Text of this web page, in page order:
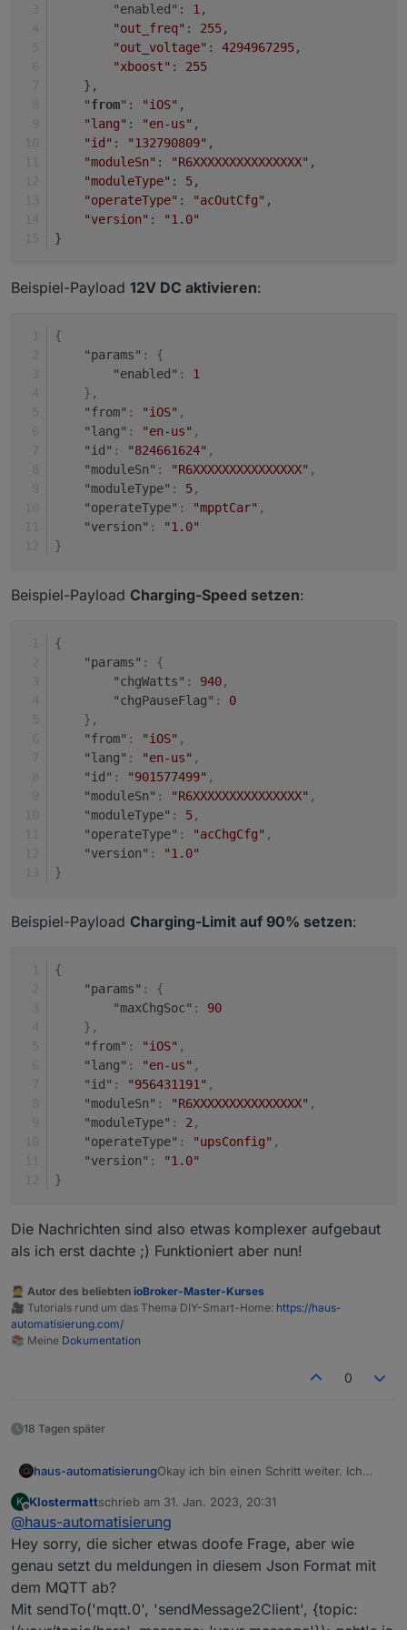
on({ id:
    try {
const msgObj =
const isObject =
if (!await
await
                    name: key,
role:
type:
            }
            }
await
valueCache[key] =
            }
        }
    } catch (err) {
    }
        "enabled":
1 ,
"out_freq" : 255,
"out_voltage" : 4294967295,
"xboost" : 255
    },
    "
from": "iOS" ,
"lang" : "en-us" ,
"id" : "132790809" ,
"moduleSn" : "R6XXXXXXXXXXXXXXX" ,
"moduleType" : 5,
"operateType" : "acOutCfg" ,
"version" :
"1.0"
}
Beispiel-Payload 12V DC aktivieren:
{
"params" :
{
"enabled" :
1
} ,
"from" : "iOS" ,
"lang" : "en-us" ,
"id" : "824661624" ,
"moduleSn" : "R6XXXXXXXXXXXXXXX" ,
"moduleType" : 5,
"operateType" : "mpptCar" ,
"version" :
"1.0"
}
Beispiel-Payload Charging-Speed setzen:
{
"params" :
{
"chgWatts" : 940,
"chgPauseFlag" :
0
} ,
"from" : "iOS" ,
"lang" : "en-us" ,
"id" : "901577499" ,
"moduleSn" : "R6XXXXXXXXXXXXXXX" ,
"moduleType" : 5,
"operateType" : "acChgCfg" ,
"version" :
"1.0"
}
Beispiel-Payload Charging-Limit auf 90% setzen:
{
"params" :
{
"maxChgSoc" :
90
} ,
"from" : "iOS" ,
"lang" : "en-us" ,
"id" : "956431191" ,
"moduleSn" : "R6XXXXXXXXXXXXXXX" ,
"moduleType" : 2 ,
"operateType" : "upsConfig" ,
"version" :
"1.0"
}
Die Nachrichten sind also etwas komplexer aufgebaut
als ich erst dachte ;) Funktioniert aber nun!
🧑‍🎓 Autor des beliebten ioBroker-Master-Kurses
🎥 Tutorials rund um das Thema DIY-Smart-Home: https://haus-
automatisierung.com/
📚 Meine Dokumentation
0
18 Tagen später
haus-automatisierungOkay ich bin einen Schritt weiter. Ich
/app/<UserID>/<Seriennummer>/th
ing/property/set
meiner User-ID und meiner
Seriennummer). Dann habe ich in der
App eine Aktion ausgelöst (AC-Output
Nachricht sehen, welche von der App
versendet wurde:
{
    "params": {
        "enabled": 1,
        "out_freq": 255,
        "out_voltage": 4294967295,
    },
    "from": "iOS",
Beispiel-Payload12V DC aktivieren
{
        "enabled": 1
Beispiel-PayloadCharging-Speed
K
Offline
Klostermattschrieb am 31. Jan. 2023, 20:31
zuletzt editiert von
@haus-automatisierung
Hey sorry, die sicher etwas doofe Frage, aber wie
genau setzt du meldungen in diesem Json Format mit
dem MQTT ab?
Mit sendTo('mqtt.0', 'sendMessage2Client', {topic: